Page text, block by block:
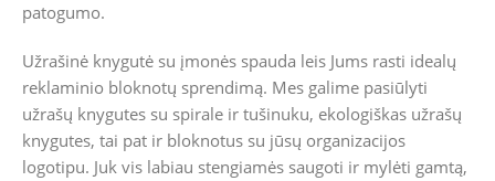
patogumo.
Užrašinė knygutė su įmonės spauda leis Jums rasti idealų
reklaminio bloknotų sprendimą. Mes galime pasiūlyti
užrašų knygutes su spirale ir tušinuku, ekologiškas užrašų
knygutes, tai pat ir bloknotus su jūsų organizacijos
logotipu. Juk vis labiau stengiamės saugoti ir mylėti gamtą,